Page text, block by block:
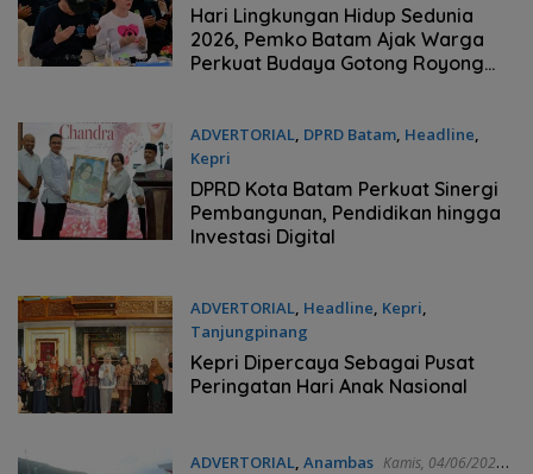
Jumat, 19/06/2026 - 11:32 WIB
Hari Lingkungan Hidup Sedunia
2026, Pemko Batam Ajak Warga
Perkuat Budaya Gotong Royong
ADVERTORIAL, DPRD Batam, Headline,
Kepri
Senin, 08/06/2026 - 10:46 WIB
DPRD Kota Batam Perkuat Sinergi
Pembangunan, Pendidikan hingga
Investasi Digital
ADVERTORIAL, Headline, Kepri,
Tanjungpinang
Jumat, 05/06/2026 - 06:35 WIB
Kepri Dipercaya Sebagai Pusat
Peringatan Hari Anak Nasional
ADVERTORIAL, Anambas Kamis, 04/06/2026 -